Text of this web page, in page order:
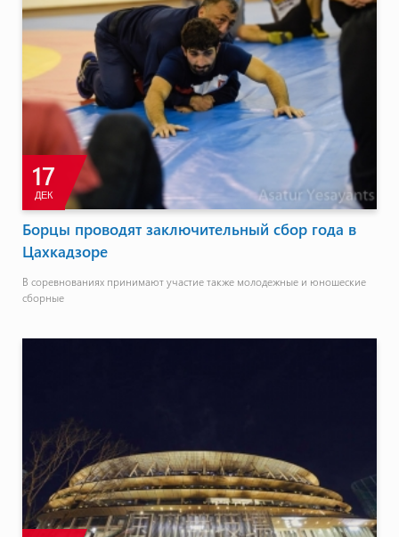
17
ДЕК
Борцы проводят заключительный сбор года в
Цахкадзоре
В соревнованиях принимают участие также молодежные и юношеские
сборные